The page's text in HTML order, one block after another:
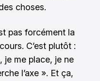
choses.
pas forcément la
C’est plutôt :
je me place, je ne
l’axe ». Et ça,